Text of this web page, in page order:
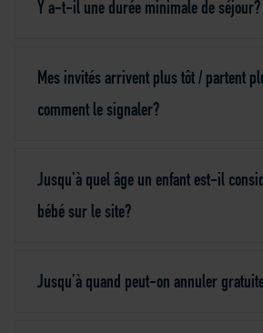
Y a-t-il une durée minimale de séjour?
Mes invités arrivent plus tôt / partent
comment le signaler?
Jusqu’à quel âge un enfant est-il
bébé sur le site?
Jusqu’à quand peut-on annuler